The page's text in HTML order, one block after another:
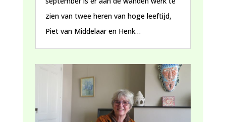
zien van twee heren van hoge leeftijd,
Piet van Middelaar en Henk…